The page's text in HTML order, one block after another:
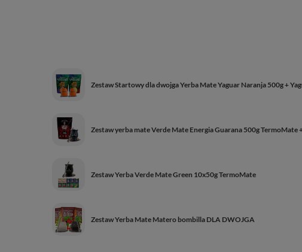
Zestaw Startowy dla dwojga Yerba Mate Yaguar Naranja 500g +
Zestaw yerba mate Verde Mate Energia Guarana 500g TermoMate
Zestaw Yerba Verde Mate Green 10x50g TermoMate
Zestaw Yerba Mate Matero bombilla DLA DWOJGA